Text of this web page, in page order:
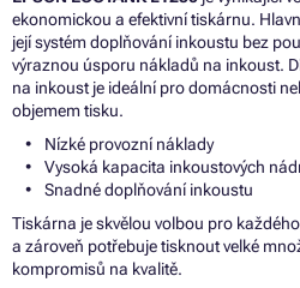
ekonomickou a efektivní tiskárnu.
její systém doplňování inkoustu bez
výraznou úsporu nákladů na inkoust.
na inkoust je ideální pro domácnosti
objemem tisku.
Nízké provozní náklady
Vysoká kapacita inkoustových
Snadné doplňování inkoustu
Tiskárna je skvělou volbou pro
a zároveň potřebuje tisknout velké
kompromisů na kvalitě.